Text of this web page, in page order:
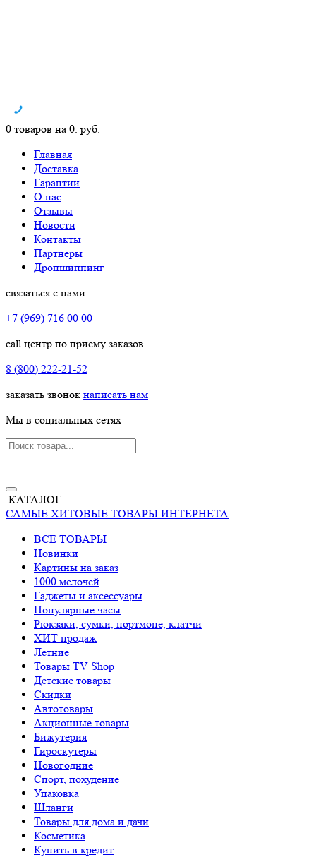
0 товаров на 0. руб.
Главная
Доставка
Гарантии
О нас
Отзывы
Новости
Контакты
Партнеры
Дропшиппинг
связаться с нами
+7 (969) 716 00 00
call центр по приему заказов
8 (800) 222-21-52
заказать звонок написать нам
Мы в социальных сетях
КАТАЛОГ
САМЫЕ ХИТОВЫЕ ТОВАРЫ ИНТЕРНЕТА
ВСЕ ТОВАРЫ
Новинки
Картины на заказ
1000 мелочей
Гаджеты и аксессуары
Популярные часы
Рюкзаки, сумки, портмоне, клатчи
ХИТ продаж
Летние
Товары TV Shop
Детские товары
Cкидки
Автотовары
Акционные товары
Бижутерия
Гироскутеры
Новогодние
Спорт, похудение
Упаковка
Шланги
Товары для дома и дачи
Косметика
Купить в кредит